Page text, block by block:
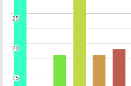
15
15
20
20
25
25